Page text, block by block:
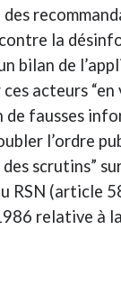
la
bilan de
ces acteurs
fausses
l’ordre
scrutins”
RSN (article
relative à